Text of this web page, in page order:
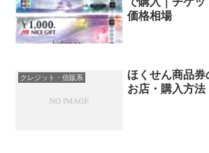
価格相場
クレジット・信販系
ほくせん商品
お店・購入方